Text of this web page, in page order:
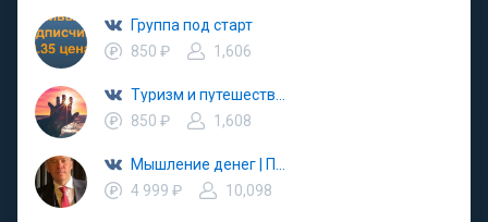
Группа под старт
850 ₽
1,606
850 ₽
1,608
4 999 ₽
10,098